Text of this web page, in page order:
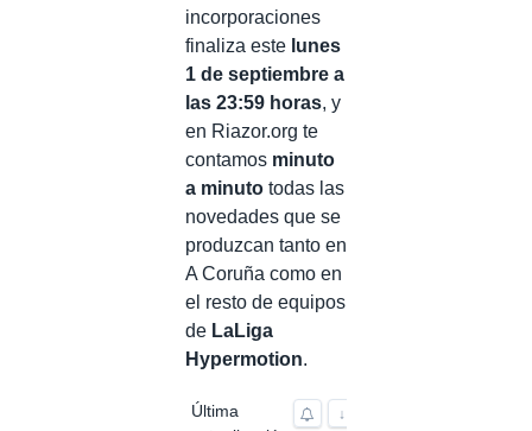
incorporaciones
finaliza este lunes
1 de septiembre a
las 23:59 horas, y
en Riazor.org te
contamos minuto
a minuto todas las
novedades que se
produzcan tanto en
A Coruña como en
el resto de equipos
de LaLiga
Hypermotion.
Última
↓